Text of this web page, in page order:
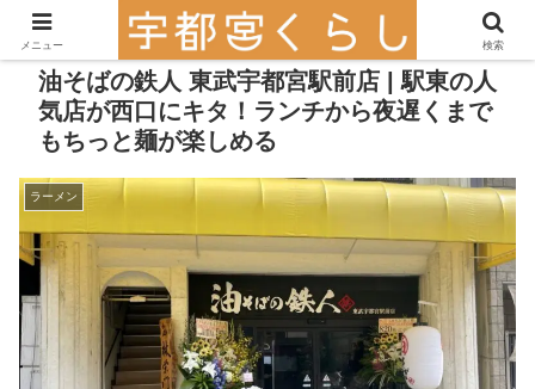
油そばの鉄人 東武宇都宮駅前店 | 駅東の人
気店が西口にキタ！ランチから夜遅くまで
もちっと麺が楽しめる
ラーメン
メニュー 検索